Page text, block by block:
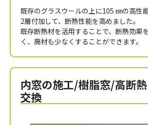
既存のグラスウールの上に105 ㎜の高性
2層付加して、断熱性能を高めました。
既存断熱材を活用することで、断熱効果
く、廃材も少なくすることができます。
内窓の施工/樹脂窓/高断
交換